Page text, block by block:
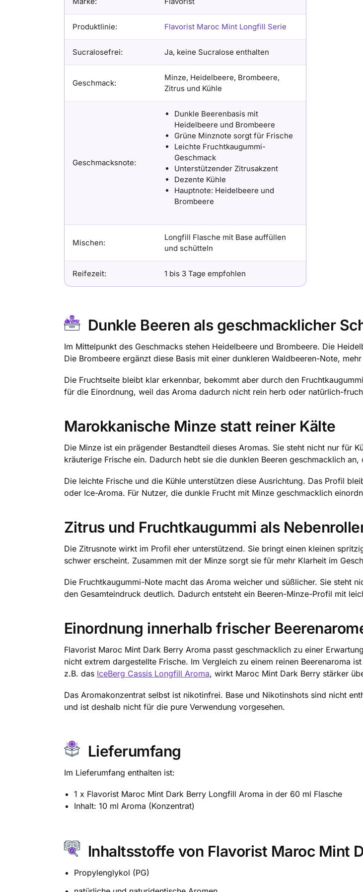
Produktlinie: Flavorist Maroc Mint Longfill Serie
Sucralosefrei: Ja, keine Sucralose enthalten
Geschmack:
Minze, Heidelbeere, Brombeere,
Zitrus und Kühle
Geschmacksnote:
Dunkle Beerenbasis mit
Heidelbeere und Brombeere
Grüne Minznote sorgt für Frische
Leichte Fruchtkaugummi-
Geschmack
Unterstützender Zitrusakzent
Dezente Kühle
Hauptnote: Heidelbeere und
Brombeere
Mischen:
Longfill Flasche mit Base auffüllen
und schütteln
Reifezeit: 1 bis 3 Tage empfohlen
Dunkle Beeren als geschmacklicher
Im Mittelpunkt des Geschmacks stehen Heidelbeere und Brombeere. Die
Die Brombeere ergänzt diese Basis mit einer dunkleren Waldbeeren-Note,
Die Fruchtseite bleibt klar erkennbar, bekommt aber durch den
für die Einordnung, weil das Aroma dadurch nicht rein herb oder natürlich-
Marokkanische Minze statt reiner Kälte
Die Minze ist ein prägender Bestandteil dieses Aromas. Sie steht nicht nur für
kräuterige Frische ein. Dadurch hebt sie die dunklen Beeren geschmacklich
Die leichte Frische und die Kühle unterstützen diese Ausrichtung. Das Profil
oder Ice-Aroma. Für Nutzer, die dunkle Frucht mit Minze geschmacklich
Zitrus und Fruchtkaugummi als
Die Zitrusnote wirkt im Profil eher unterstützend. Sie bringt einen kleinen
schwer erscheint. Zusammen mit der Minze sorgt sie für mehr Klarheit im
Die Fruchtkaugummi-Note macht das Aroma weicher und süßlicher. Sie steht
den Gesamteindruck deutlich. Dadurch entsteht ein Beeren-Minze-Profil mit
Einordnung innerhalb frischer
Flavorist Maroc Mint Dark Berry Aroma passt geschmacklich zu einer
nicht extrem dargestellte Frische. Im Vergleich zu einem reinen Beerenaroma
z.B. das IceBerg Cassis Longfill Aroma, wirkt Maroc Mint Dark Berry stärker
Das Aromakonzentrat selbst ist nikotinfrei. Base und Nikotinshots sind nicht
und ist deshalb nicht für die pure Verwendung vorgesehen.
Lieferumfang
Im Lieferumfang enthalten ist:
1 x Flavorist Maroc Mint Dark Berry Longfill Aroma in der 60 ml Flasche
Inhalt: 10 ml Aroma (Konzentrat)
Inhaltsstoffe von Flavorist Maroc Mint
Propylenglykol (PG)